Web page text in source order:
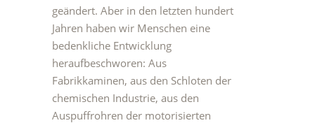
geändert. Aber in den letzten hundert
Jahren haben wir Menschen eine
bedenkliche Entwicklung
heraufbeschworen: Aus
Fabrikkaminen, aus den Schloten der
chemischen Industrie, aus den
Auspuffrohren der motorisierten